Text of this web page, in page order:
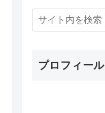
プロフィール